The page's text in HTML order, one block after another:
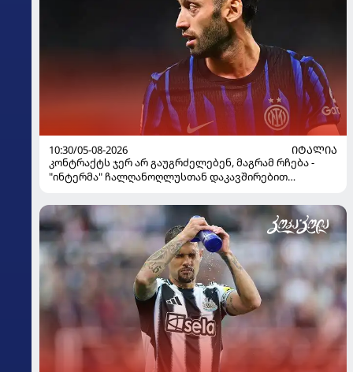
10:30/05-08-2026
ᲘᲢᲐᲚᲘᲐ
კონტრაქტს ჯერ არ გაუგრძელებენ, მაგრამ რჩება -
"ინტერმა" ჩალღანოღლუსთან დაკავშირებით